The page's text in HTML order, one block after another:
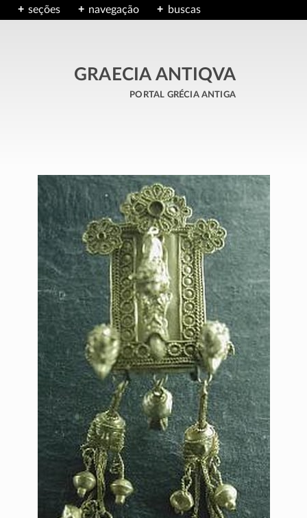
seções navegação buscas
GRAECIA ANTIQVA
portal grécia antiga